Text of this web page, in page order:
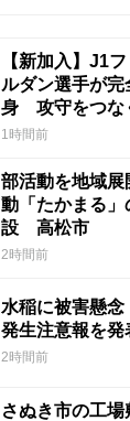
【新加入】J1
ルダン選手が
身 攻守をつな
1時間前
部活動を地域
動「たかまる」
設 高松市
2時間前
水稲に被害懸
発生注意報を
2時間前
さぬき市の工